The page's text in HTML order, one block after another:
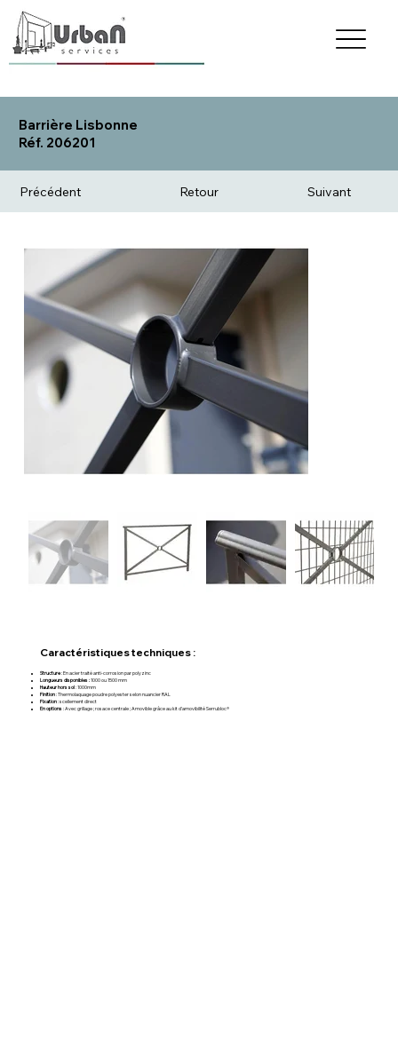
Barrière Lisbonne
Réf. 206201
Précédent Retour Suivant
Caractéristiques techniques :
Structure: En acier traité anti-corrosion par polyzinc
Longueurs disponibles :1000 ou 1500 mm
Hauteur hors sol: 1000mm
Finition: Thermolaquage poudre polyester selon nuancier RAL
Fixation: scellement direct
En options : Avec grillage ; rosace centrale ; Amovible grâce au kit d’amovibilité Serrubloc®